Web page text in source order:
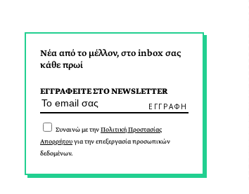
Νέα από το μέλλον, στο inbox σας
κάθε πρωί
ΕΓΓΡΑΦΕΙΤΕ ΣΤΟ NEWSLETTER
Συναινώ με τηνΠολιτική Προστασίας
Απορρήτουγια την επεξεργασία προσωπικών
δεδομένων.